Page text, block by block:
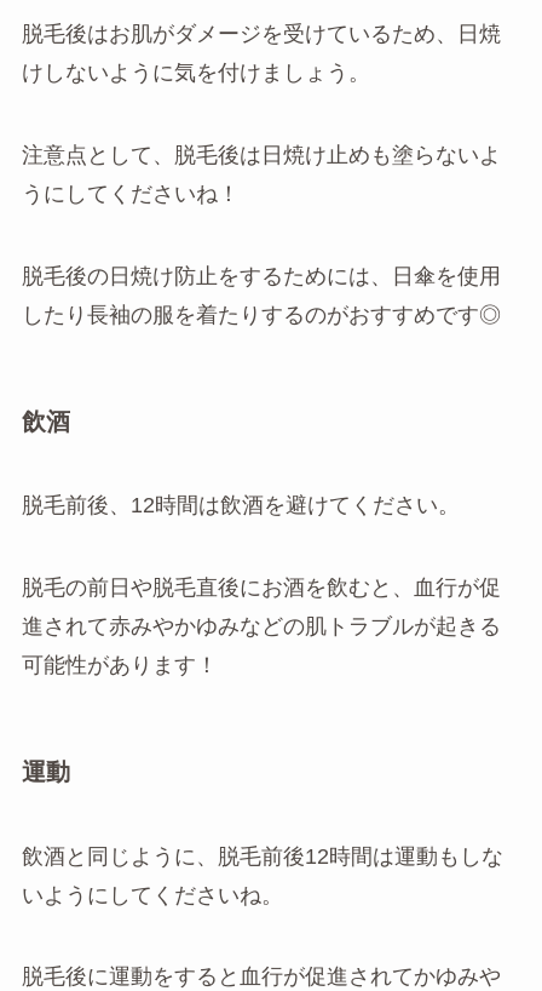
脱毛後はお肌がダメージを受けているため、日焼
けしないように気を付けましょう。
注意点として、脱毛後は日焼け止めも塗らないよ
うにしてくださいね！
脱毛後の日焼け防止をするためには、日傘を使用
したり長袖の服を着たりするのがおすすめです◎
飲酒
脱毛前後、12時間は飲酒を避けてください。
脱毛の前日や脱毛直後にお酒を飲むと、血行が促
進されて赤みやかゆみなどの肌トラブルが起きる
可能性があります！
運動
飲酒と同じように、脱毛前後12時間は運動もしな
いようにしてくださいね。
脱毛後に運動をすると血行が促進されてかゆみや